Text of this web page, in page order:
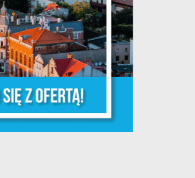
czekaj, badaj się! •
06.08.2026 Puck ul...